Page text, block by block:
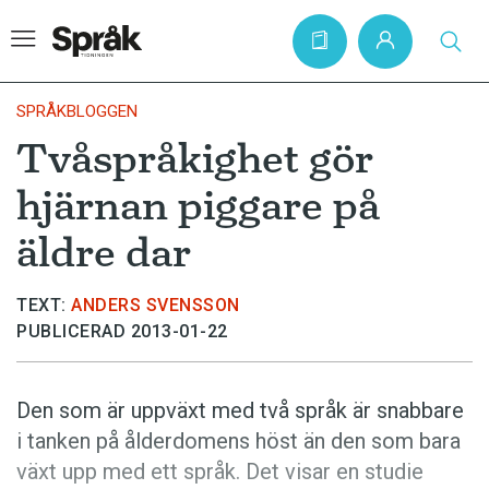
Hem
Artiklar
Krönikor
Språkfrågor
Skrivtips
Kviss
Podden
SPRÅKBLOGGEN
Tvåspråkighet gör
hjärnan piggare på
äldre dar
TEXT: ANDERS SVENSSON
PUBLICERAD 2013-01-22
Den som är uppväxt med två språk är snabbare
i tanken på ålderdomens höst än den som bara
växt upp med ett språk. Det visar en studie